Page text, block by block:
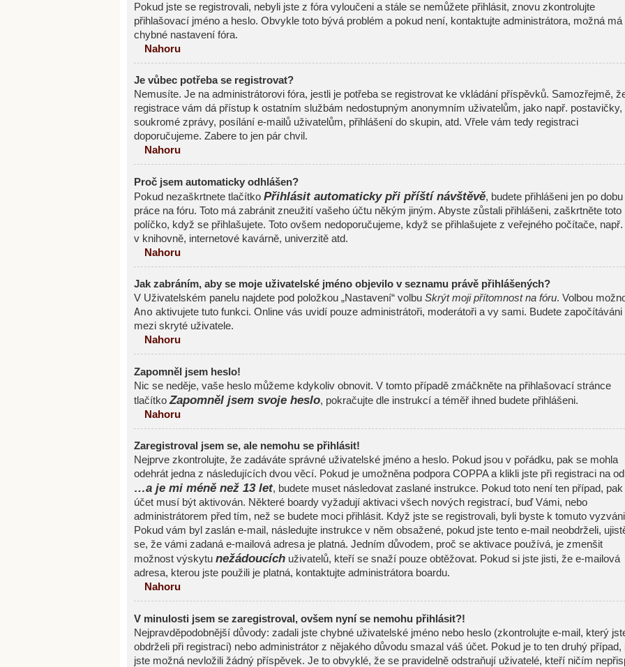
Pokud jste se registrovali, nebyli jste z fóra vyloučeni a stále se nemůžete přihlásit, znovu zkontrolujte
přihlašovací jméno a heslo. Obvykle toto bývá problém a pokud není, kontaktujte administrátora, možná má
chybné nastavení fóra.
Nahoru
Je vůbec potřeba se registrovat?
Nemusíte. Je na administrátorovi fóra, jestli je potřeba se registrovat ke vkládání příspěvků. Samozřejmě,
registrace vám dá přístup k ostatním službám nedostupným anonymním uživatelům, jako např. postavičky,
soukromé zprávy, posílání e-mailů uživatelům, přihlášení do skupin, atd. Vřele vám tedy registraci
doporučujeme. Zabere to jen pár chvil.
Nahoru
Proč jsem automaticky odhlášen?
Pokud nezaškrtnete tlačítko Přihlásit automaticky při příští návštěvě, budete přihlášeni jen po dobu
práce na fóru. Toto má zabránit zneužití vašeho účtu někým jiným. Abyste zůstali přihlášeni, zaškrtněte toto
políčko, když se přihlašujete. Toto ovšem nedoporučujeme, když se přihlašujete z veřejného počítače, např.
v knihovně, internetové kavárně, univerzitě atd.
Nahoru
Jak zabráním, aby se moje uživatelské jméno objevilo v seznamu právě přihlášených?
V Uživatelském panelu najdete pod položkou „Nastavení“ volbu Skrýt moji přítomnost na fóru. Volbou
Ano aktivujete tuto funkci. Online vás uvidí pouze administrátoři, moderátoři a vy sami. Budete započítáváni
mezi skryté uživatele.
Nahoru
Zapomněl jsem heslo!
Nic se neděje, vaše heslo můžeme kdykoliv obnovit. V tomto případě zmáčkněte na přihlašovací stránce
tlačítko Zapomněl jsem svoje heslo, pokračujte dle instrukcí a téměř ihned budete přihlášeni.
Nahoru
Zaregistroval jsem se, ale nemohu se přihlásit!
Nejprve zkontrolujte, že zadáváte správné uživatelské jméno a heslo. Pokud jsou v pořádku, pak se mohla
odehrát jedna z následujících dvou věcí. Pokud je umožněna podpora COPPA a klikli jste při registraci na
…a je mi méně než 13 let, budete muset následovat zaslané instrukce. Pokud toto není ten případ, pak
účet musí být aktivován. Některé boardy vyžadují aktivaci všech nových registrací, buď Vámi, nebo
administrátorem před tím, než se budete moci přihlásit. Když jste se registrovali, byli byste k tomuto
Pokud vám byl zaslán e-mail, následujte instrukce v něm obsažené, pokud jste tento e-mail neobdrželi,
se, že vámi zadaná e-mailová adresa je platná. Jedním důvodem, proč se aktivace používá, je zmenšit
možnost výskytu nežádoucích uživatelů, kteří se snaží pouze obtěžovat. Pokud si jste jisti, že e-mailová
adresa, kterou jste použili je platná, kontaktujte administrátora boardu.
Nahoru
V minulosti jsem se zaregistroval, ovšem nyní se nemohu přihlásit?!
Nejpravděpodobnější důvody: zadali jste chybné uživatelské jméno nebo heslo (zkontrolujte e-mail, který
obdrželi při registraci) nebo administrátor z nějakého důvodu smazal váš účet. Pokud je to ten druhý případ,
jste možná nevložili žádný příspěvek. Je to obvyklé, že se pravidelně odstraňují uživatelé, kteří ničím